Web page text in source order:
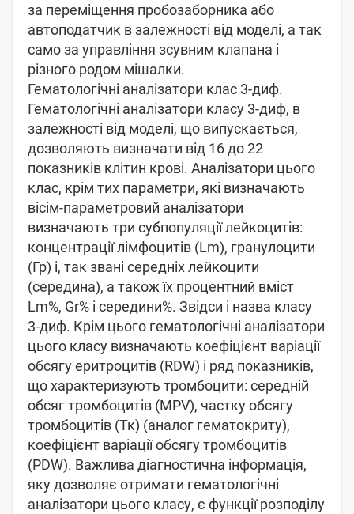
за переміщення пробозаборника або
автоподатчик в залежності від моделі, а так
само за управління зсувним клапана і
різного родом мішалки.
Гематологічні аналізатори клас 3-диф.
Гематологічні аналізатори класу 3-диф, в
залежності від моделі, що випускається,
дозволяють визначати від 16 до 22
показників клітин крові. Аналізатори цього
клас, крім тих параметри, які визначають
вісім-параметровий аналізатори
визначають три субпопуляції лейкоцитів:
концентрації лімфоцитів (Lm), гранулоцити
(Гр) і, так звані середніх лейкоцити
(середина), а також їх процентний вміст
Lm%, Gr% і середини%. Звідси і назва класу
3-диф. Крім цього гематологічні аналізатори
цього класу визначають коефіцієнт варіації
обсягу еритроцитів (RDW) і ряд показників,
що характеризують тромбоцити: середній
обсяг тромбоцитів (MPV), частку обсягу
тромбоцитів (Тк) (аналог гематокриту),
коефіцієнт варіації обсягу тромбоцитів
(PDW). Важлива діагностична інформація,
яку дозволяє отримати гематологічні
аналізатори цього класу, є функції розподілу